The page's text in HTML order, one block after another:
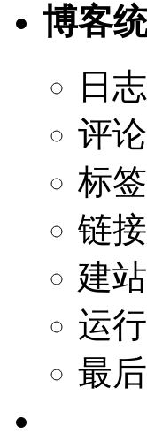
博客
日
评
标
链
建
运
最